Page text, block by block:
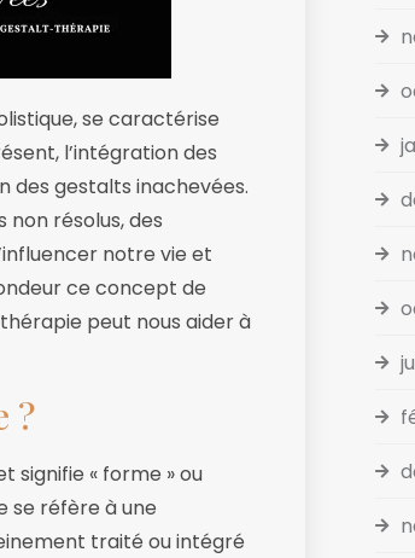
se caractérise
l’intégration des
des gestalts inachevées.
résolus, des
notre vie et
ce concept de
peut nous aider à
?
signifie « forme » ou
se réfère à une
traité ou intégré